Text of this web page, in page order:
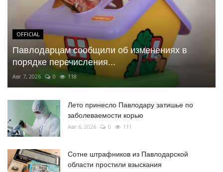
OFFICIAL
Павлодарцам сообщили об изменениях в
порядке перечисления...
Авг 7, 2026 0 118
Лето принесло Павлодару затишье по
заболеваемости корью
Авг 6, 2026 0 111
Сотне штрафников из Павлодарской
области простили взыскания